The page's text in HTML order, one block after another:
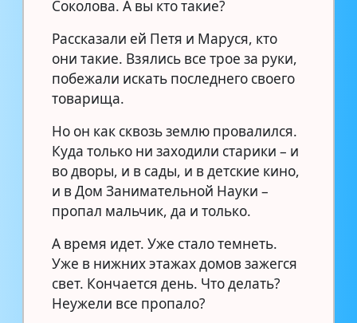
Соколова. А вы кто такие?
Рассказали ей Петя и Маруся, кто
они такие. Взялись все трое за руки,
побежали искать последнего своего
товарища.
Но он как сквозь землю провалился.
Куда только ни заходили старики – и
во дворы, и в сады, и в детские кино,
и в Дом Занимательной Науки –
пропал мальчик, да и только.
А время идет. Уже стало темнеть.
Уже в нижних этажах домов зажегся
свет. Кончается день. Что делать?
Неужели все пропало?